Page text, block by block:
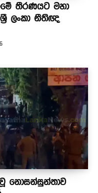
තීරණයට මහා
ලංකා නීතිඥ
නොසන්සුන්තාව